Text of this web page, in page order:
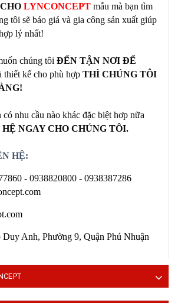
LYNCONCEPT mẫu mà bạn tìm
tôi sẽ báo giá và gia công sản xuất giúp
lý nhất!
chúng tôi ĐẾN TẬN NƠI ĐỂ
thiết kế cho phù hợp THÌ CHÚNG TÔI
có nhu cầu nào khác đặc biệt hơp nữa
NGAY CHO CHÚNG TÔI.
HỆ:
- 0938820800 - 0938387286
Anh, Phường 9, Quận Phú Nhuận